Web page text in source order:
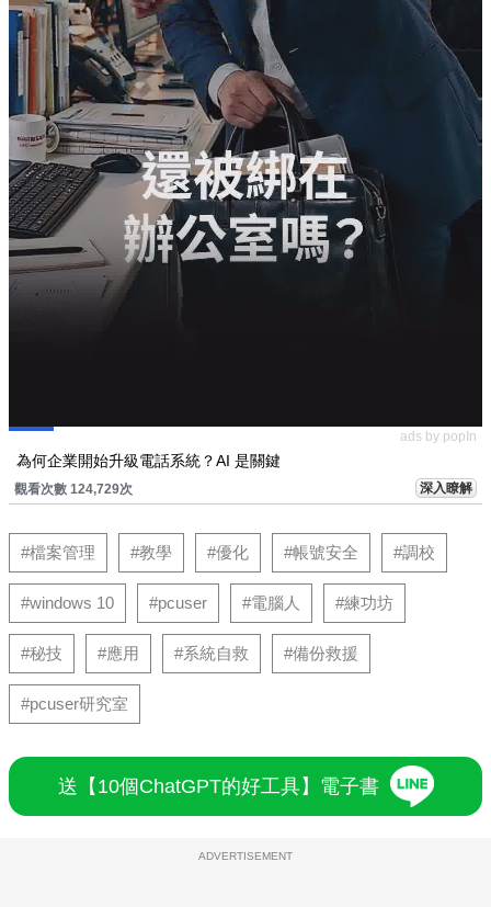
ads by popIn
為何企業開始升級電話系統？AI 是關鍵
觀看次數 124,729次 深入瞭解
#檔案管理 #教學 #優化 #帳號安全 #調校
#windows 10 #pcuser #電腦人 #練功坊
#秘技 #應用 #系統自救 #備份救援
#pcuser研究室
送【10個ChatGPT的好工具】電子書
ADVERTISEMENT